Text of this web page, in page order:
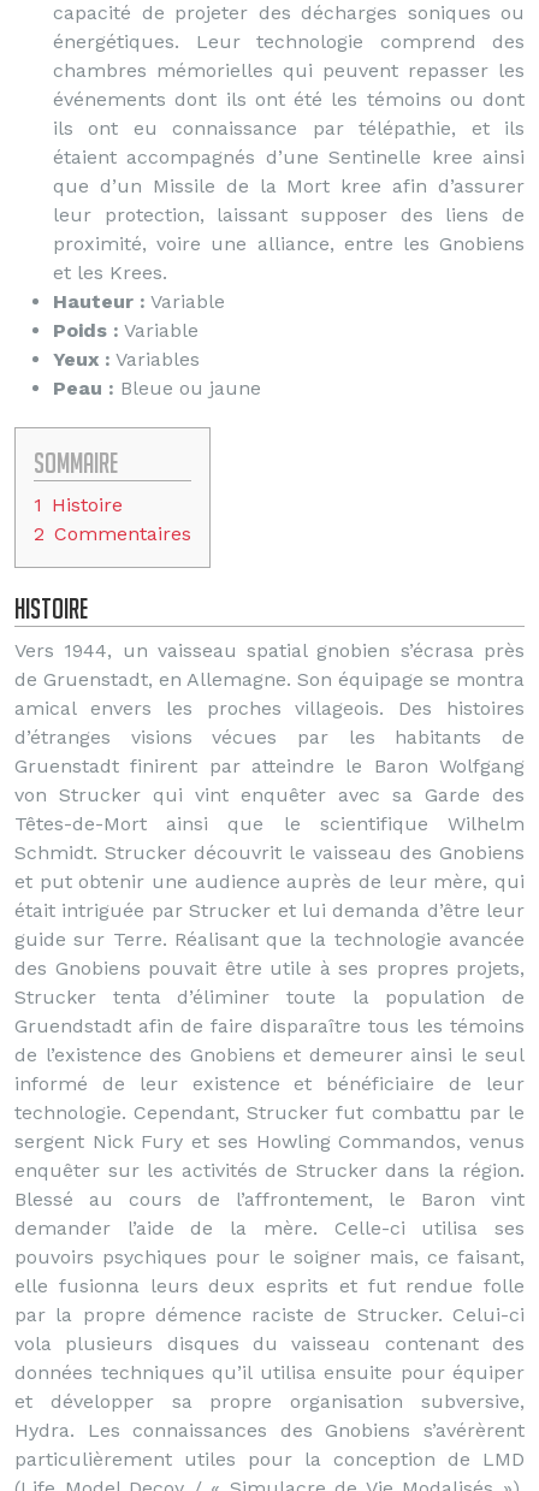
capacité de projeter des décharges soniques ou
énergétiques. Leur technologie comprend des
chambres mémorielles qui peuvent repasser les
événements dont ils ont été les témoins ou dont
ils ont eu connaissance par télépathie, et ils
étaient accompagnés d’une Sentinelle kree ainsi
que d’un Missile de la Mort kree afin d’assurer
leur protection, laissant supposer des liens de
proximité, voire une alliance, entre les Gnobiens
et les Krees.
Hauteur : Variable
Poids : Variable
Yeux : Variables
Peau : Bleue ou jaune
Sommaire
1 Histoire
2 Commentaires
Histoire
Vers 1944, un vaisseau spatial gnobien s’écrasa près
de Gruenstadt, en Allemagne. Son équipage se montra
amical envers les proches villageois. Des histoires
d’étranges visions vécues par les habitants de
Gruenstadt finirent par atteindre le Baron Wolfgang
von Strucker qui vint enquêter avec sa Garde des
Têtes-de-Mort ainsi que le scientifique Wilhelm
Schmidt. Strucker découvrit le vaisseau des Gnobiens
et put obtenir une audience auprès de leur mère, qui
était intriguée par Strucker et lui demanda d’être leur
guide sur Terre. Réalisant que la technologie avancée
des Gnobiens pouvait être utile à ses propres projets,
Strucker tenta d’éliminer toute la population de
Gruendstadt afin de faire disparaître tous les témoins
de l’existence des Gnobiens et demeurer ainsi le seul
informé de leur existence et bénéficiaire de leur
technologie. Cependant, Strucker fut combattu par le
sergent Nick Fury et ses Howling Commandos, venus
enquêter sur les activités de Strucker dans la région.
Blessé au cours de l’affrontement, le Baron vint
demander l’aide de la mère. Celle-ci utilisa ses
pouvoirs psychiques pour le soigner mais, ce faisant,
elle fusionna leurs deux esprits et fut rendue folle
par la propre démence raciste de Strucker. Celui-ci
vola plusieurs disques du vaisseau contenant des
données techniques qu’il utilisa ensuite pour équiper
et développer sa propre organisation subversive,
Hydra. Les connaissances des Gnobiens s’avérèrent
particulièrement utiles pour la conception de LMD